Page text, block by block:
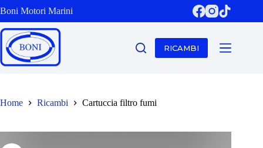
al
contenuto
Boni Motori Marini
RICAMBI
Home Ricambi Cartuccia filtro fumi